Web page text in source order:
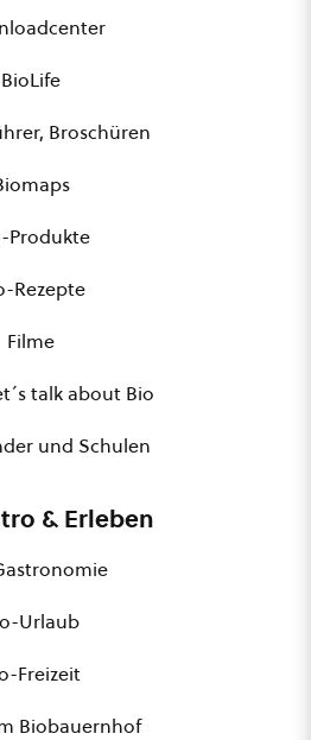
BioLife
Broschüren
Produkte
Rezepte
Filme
talk about Bio
und Schulen
& Erleben
Urlaub
Freizeit
Biobauernhof